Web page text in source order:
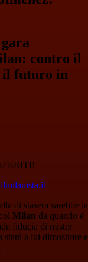
contro il
il futuro in
di stasera sarebbe la
col Milan da quando è
fiducia di mister
a lui dimostrare e